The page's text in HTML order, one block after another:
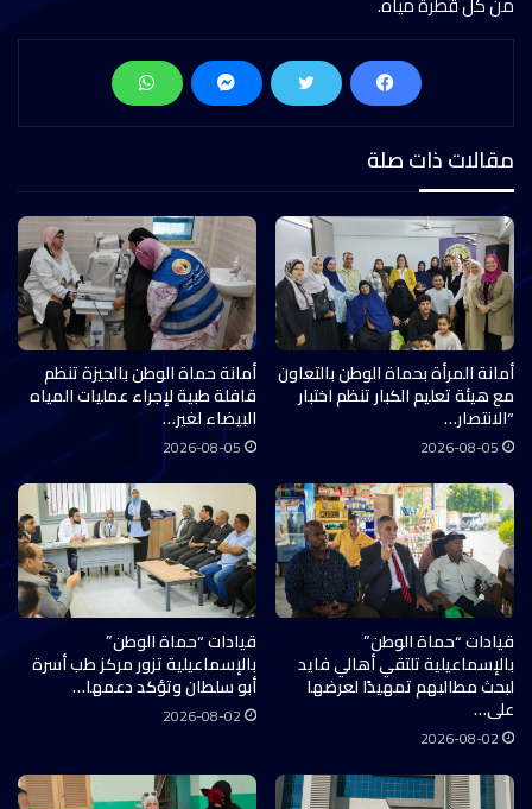
مقالات ذات صلة
أمانة المرأة بحماة الوطن بالتعاون
مع هيئة تعليم الكبار تنظم اختبار
“الانتصار…
2026-08-05
أمانة حماة الوطن بالجيزة تنظم
قافلة طبية لإجراء عمليات المياه
البيضاء لغير…
2026-08-05
قيادات “حماة الوطن”
بالإسماعيلية تلتقي أهالي فايد
لبحث مطالبهم تمهيدًا لعرضها
على…
2026-08-02
قيادات “حماة الوطن”
بالإسماعيلية تزور مركز طب أسرة
أبو سلطان وتؤكد دعمها…
2026-08-02